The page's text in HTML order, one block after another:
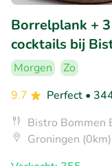
Borrelplank +
cocktails bij
Morgen
Zo
9.7
Perfect •
Bistro Bommen
Groningen (0km)